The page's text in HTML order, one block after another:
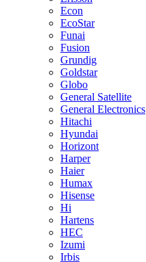
Econ
EcoStar
Funai
Fusion
Grundig
Goldstar
Globo
General Satellite
General Electronics
Hitachi
Hyundai
Horizont
Harper
Haier
Humax
Hisense
Hi
Hartens
HEC
Izumi
Irbis